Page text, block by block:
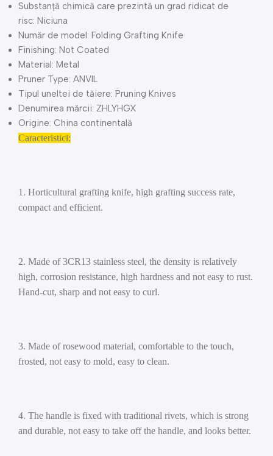
Substanță chimică care prezintă un grad ridicat de
risc: Niciuna
Număr de model: Folding Grafting Knife
Finishing: Not Coated
Material: Metal
Pruner Type: ANVIL
Tipul uneltei de tăiere: Pruning Knives
Denumirea mărcii: ZHLYHGX
Origine: China continentală
Caracteristici:
1. Horticultural grafting knife, high grafting success rate,
compact and efficient.
2. Made of 3CR13 stainless steel, the density is relatively
high, corrosion resistance, high hardness and not easy to rust.
Hand-cut, sharp and not easy to curl.
3. Made of rosewood material, comfortable to the touch,
frosted, not easy to mold, easy to clean.
4. The handle is fixed with traditional rivets, which is strong
and durable, not easy to take off the handle, and looks better.